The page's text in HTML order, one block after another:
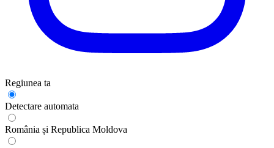
Regiunea ta
Detectare automata
România și Republica Moldova